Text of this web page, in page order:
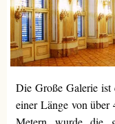
Die Große Galerie ist
einer Länge von über